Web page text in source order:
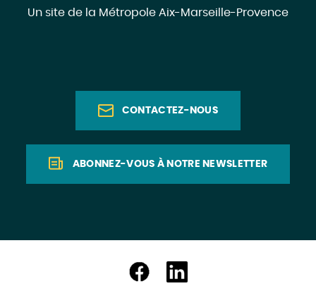
Un site de la Métropole Aix-Marseille-Provence
CONTACTEZ-NOUS
ABONNEZ-VOUS À NOTRE NEWSLETTER